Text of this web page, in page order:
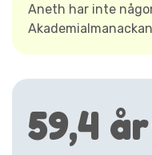
Aneth har inte
59,4 år